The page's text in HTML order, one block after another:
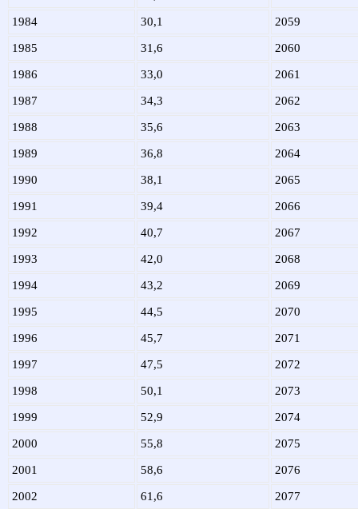
1984 30,1 2059
1985 31,6 2060
1986 33,0 2061
1987 34,3 2062
1988 35,6 2063
1989 36,8 2064
1990 38,1 2065
1991 39,4 2066
1992 40,7 2067
1993 42,0 2068
1994 43,2 2069
1995 44,5 2070
1996 45,7 2071
1997 47,5 2072
1998 50,1 2073
1999 52,9 2074
2000 55,8 2075
2001 58,6 2076
2002 61,6 2077